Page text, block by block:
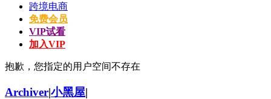
跨境电商
免费会员
VIP试看
加入VIP
抱歉，您指定的用户空间不存在
Archiver|小黑屋|